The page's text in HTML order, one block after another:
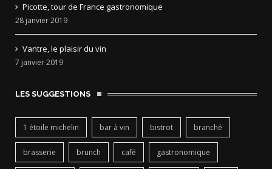
Picotte, tour de France gastronomique
28 janvier 2019
Vantre, le plaisir du vin
7 janvier 2019
LES SUGGESTIONS
1 étoile michelin bar à vin bistrot branché
brasserie brunch café gastronomique